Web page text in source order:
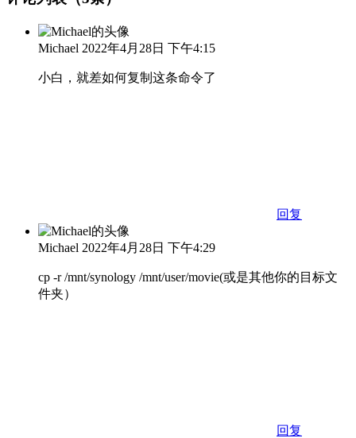
Michael 2022年4月28日 下午4:15
小白，就差如何复制这条命令了
回复
Michael 2022年4月28日 下午4:29
cp -r /mnt/synology /mnt/user/movie(或是其他你的目标文
件夹）
回复